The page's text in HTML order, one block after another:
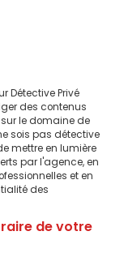
Détective Privé
des contenus
le domaine de
sois pas détective
mettre en lumière
par l'agence, en
et en
des
de votre